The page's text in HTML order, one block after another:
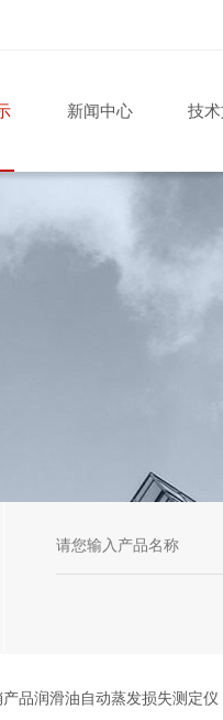
新闻中心 技
品润滑油自动蒸发损失测定仪